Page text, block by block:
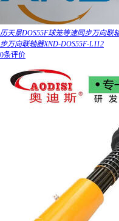
历天景DOS55F球笼等速同步万向联
步万向联轴器XND-DOS55F-L112
0条评价